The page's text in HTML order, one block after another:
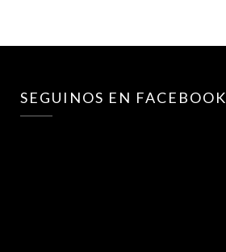
SEGUINOS EN FACEBOOK